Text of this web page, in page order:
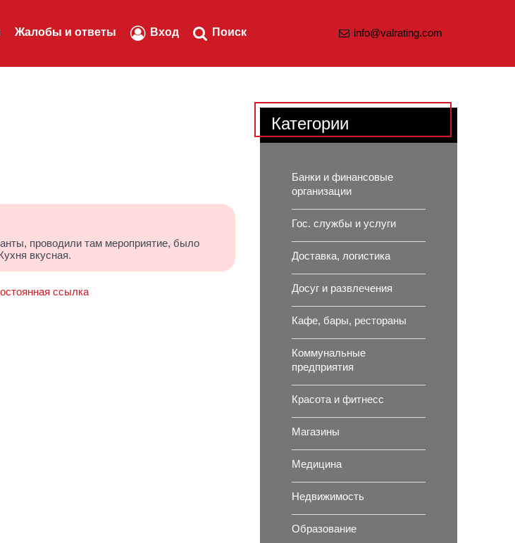
Жалобы и ответы Вход Поиск info@valrating.com
проводили там мероприятие, было
вкусная.
ссылка
Категории
Банки и финансовые
организации
Гос. службы и услуги
Доставка, логистика
Досуг и развлечения
Кафе, бары, рестораны
Коммунальные
предприятия
Красота и фитнесс
Магазины
Медицина
Недвижимость
Образование